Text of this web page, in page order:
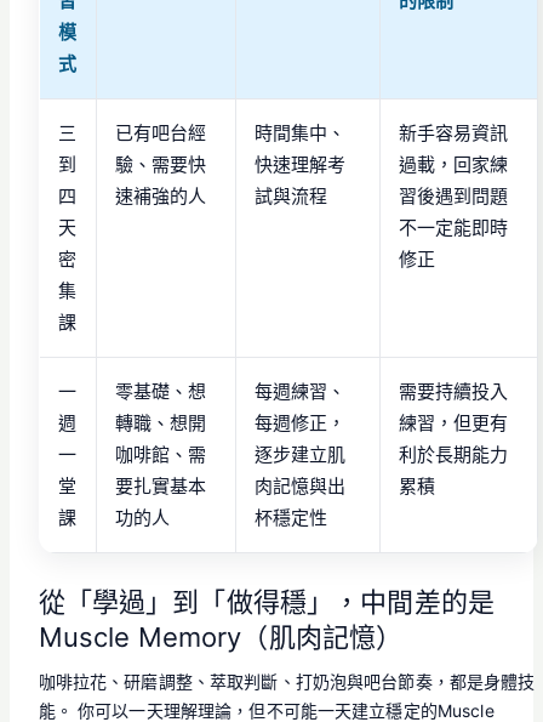
模
式
三
到
四
天
密
集
課
已有吧台經
驗、需要快
速補強的人
時間集中、
快速理解考
試與流程
新手容易資訊
過載，回家練
習後遇到問題
不一定能即時
修正
一
週
一
堂
課
零基礎、想
轉職、想開
咖啡館、需
要扎實基本
功的人
每週練習、
每週修正，
逐步建立肌
肉記憶與出
杯穩定性
需要持續投入
練習，但更有
利於長期能力
累積
從「學過」到「做得穩」，中間差的是
Muscle Memory（肌肉記憶）
咖啡拉花、研磨調整、萃取判斷、打奶泡與吧台節奏，都是身體技
能。 你可以一天理解理論，但不可能一天建立穩定的Muscle